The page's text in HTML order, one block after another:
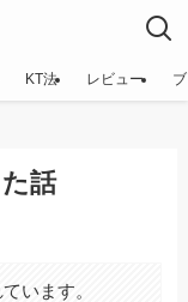
KT法 レビュー
話
います。